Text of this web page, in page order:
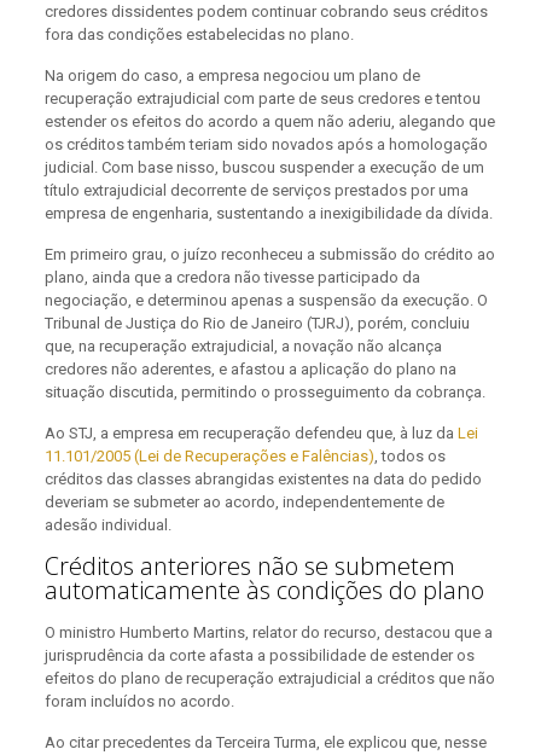
credores dissidentes podem continuar cobrando seus créditos
fora das condições estabelecidas no plano.
Na origem do caso, a empresa negociou um plano de
recuperação extrajudicial com parte de seus credores e tentou
estender os efeitos do acordo a quem não aderiu, alegando que
os créditos também teriam sido novados após a homologação
judicial. Com base nisso, buscou suspender a execução de um
título extrajudicial decorrente de serviços prestados por uma
empresa de engenharia, sustentando a inexigibilidade da dívida.
Em primeiro grau, o juízo reconheceu a submissão do crédito ao
plano, ainda que a credora não tivesse participado da
negociação, e determinou apenas a suspensão da execução. O
Tribunal de Justiça do Rio de Janeiro (TJRJ), porém, concluiu
que, na recuperação extrajudicial, a novação não alcança
credores não aderentes, e afastou a aplicação do plano na
situação discutida, permitindo o prosseguimento da cobrança.
Ao STJ, a empresa em recuperação defendeu que, à luz da Lei
11.101/2005 (Lei de Recuperações e Falências), todos os
créditos das classes abrangidas existentes na data do pedido
deveriam se submeter ao acordo, independentemente de
adesão individual.
Créditos anteriores não se submetem
automaticamente às condições do plano
O ministro Humberto Martins, relator do recurso, destacou que a
jurisprudência da corte afasta a possibilidade de estender os
efeitos do plano de recuperação extrajudicial a créditos que não
foram incluídos no acordo.
Ao citar precedentes da Terceira Turma, ele explicou que, nesse